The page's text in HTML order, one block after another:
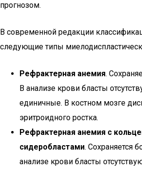
прогнозом.
В современной редакции
следующие типы
Рефрактерная анемия.
В анализе крови бласты
единичные. В костном мозге
эритроидного ростка.
Рефрактерная анемия с
сидеробластами. Сохраняется
анализе крови бласты